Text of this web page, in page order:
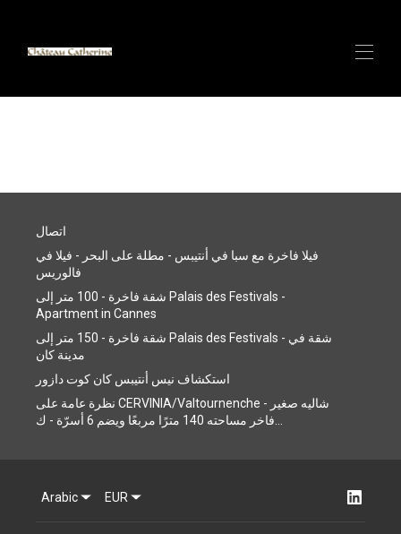
المهرجانات
جبال الألب الإيطالية (سيرفينيا) شاليه صغير على أطول
منحدر تزلج في العالم - قريبًا
الإيجار مع كاثرين - سوبر هوست
نظرة عامة على CERVINIA/Valtournenche - شاليه صغير
اتصال
فيلا فاخرة مع سبا في أنتيبس - مطلة على البحر - فيلا في
فالوريس
شقة فاخرة - 100 متر إلى Palais des Festivals -
Apartment in Cannes
شقة فاخرة - 150 متر إلى Palais des Festivals - شقة في
مدينة كان
استكشاف نيس أنتيبس كان كوت دازور
نظرة عامة على CERVINIA/Valtournenche - شاليه صغير
Arabic EUR